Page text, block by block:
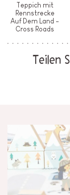
Teppich mit
Rennstrecke
Auf Dem Land -
Cross Roads
Teilen